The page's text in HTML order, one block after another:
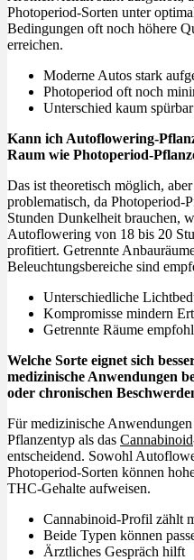
Photoperiod-Sorten unter
Bedingungen oft noch höhere
erreichen.
Moderne Autos stark
Photoperiod oft noch
Unterschied kaum spürbar
Kann ich Autoflowering-
Raum wie Photoperiod-
Das ist theoretisch möglich,
problematisch, da Photoperiod-
Stunden Dunkelheit brauchen,
Autoflowering von 18 bis 20
profitiert. Getrennte
Beleuchtungsbereiche sind
Unterschiedliche
Kompromisse mindern
Getrennte Räume
Welche Sorte eignet sich
medizinische Anwendungen
oder chronischen
Für medizinische
Pflanzentyp als das Cannabinoid
entscheidend. Sowohl
Photoperiod-Sorten können
THC-Gehalte aufweisen.
Cannabinoid-Profil zählt
Beide Typen können
Ärztliches Gespräch hilft